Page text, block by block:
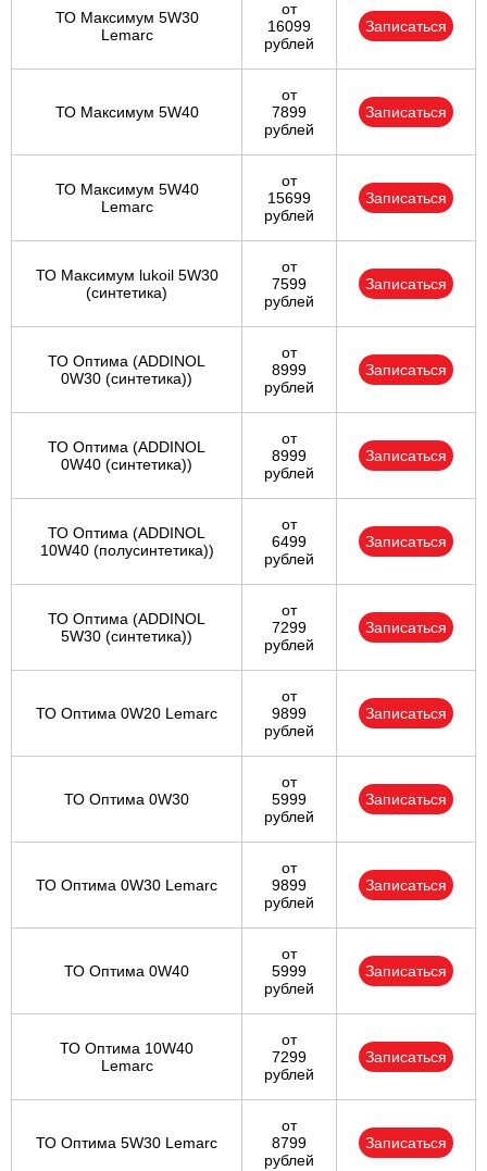
ТО Максимум 5W30
Lemarc
от
16099
рублей
Записаться
ТО Максимум 5W40
от
7899
рублей
Записаться
ТО Максимум 5W40
Lemarc
от
15699
рублей
Записаться
ТО Максимум lukoil 5W30
(синтетика)
от
7599
рублей
Записаться
ТО Оптима (ADDINOL
0W30 (синтетика))
от
8999
рублей
Записаться
ТО Оптима (ADDINOL
0W40 (синтетика))
от
8999
рублей
Записаться
ТО Оптима (ADDINOL
10W40 (полусинтетика))
от
6499
рублей
Записаться
ТО Оптима (ADDINOL
5W30 (синтетика))
от
7299
рублей
Записаться
ТО Оптима 0W20 Lemarc
от
9899
рублей
Записаться
ТО Оптима 0W30
от
5999
рублей
Записаться
ТО Оптима 0W30 Lemarc
от
9899
рублей
Записаться
ТО Оптима 0W40
от
5999
рублей
Записаться
ТО Оптима 10W40
Lemarc
от
7299
рублей
Записаться
ТО Оптима 5W30 Lemarc
от
8799
рублей
Записаться